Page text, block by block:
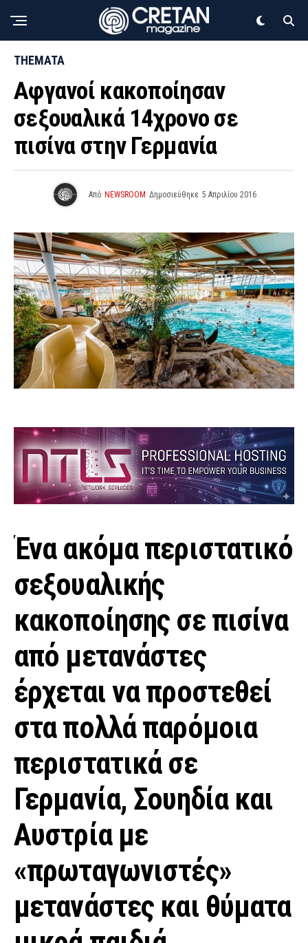
THEMATA
Αφγανοί κακοποίησαν
σεξουαλικά 14χρονο σε
πισίνα στην Γερμανία
Από NEWSROOM Δημοσιεύθηκε 5 Απριλίου 2016
Ένα ακόμα περιστατικό
σεξουαλικής
κακοποίησης σε πισίνα
από μετανάστες
έρχεται να προστεθεί
στα πολλά παρόμοια
περιστατικά σε
Γερμανία, Σουηδία και
Αυστρία με
«πρωταγωνιστές»
μετανάστες και θύματα